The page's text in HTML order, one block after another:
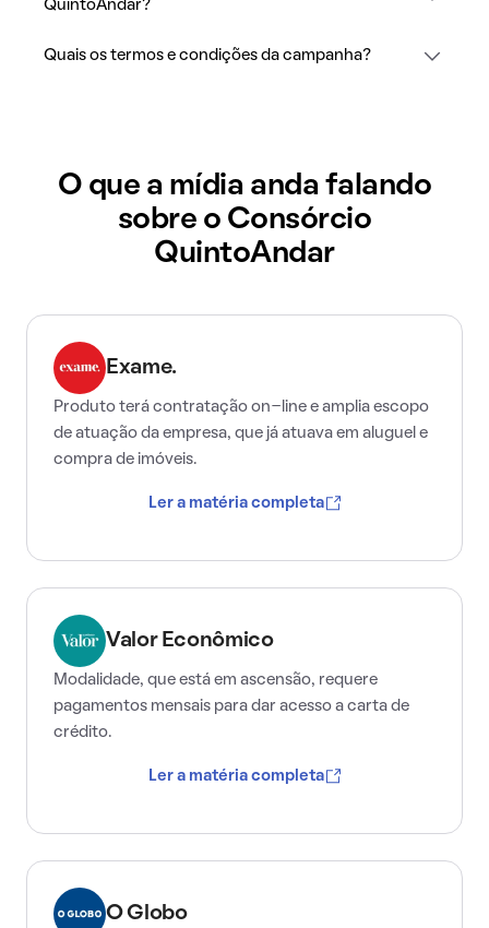
QuintoAndar?
Quais os termos e condições da campanha?
O que a mídia anda falando
sobre o Consórcio
QuintoAndar
Exame.
Produto terá contratação on-line e amplia escopo
de atuação da empresa, que já atuava em aluguel e
compra de imóveis.
Ler a matéria completa
Valor Econômico
Modalidade, que está em ascensão, requere
pagamentos mensais para dar acesso a carta de
crédito.
Ler a matéria completa
O Globo